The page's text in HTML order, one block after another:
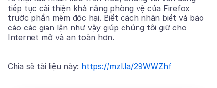
tiếp tục cải thiện khả năng phòng vệ của Firefox
trước phần mềm độc hại. Biết cách nhận biết và báo
cáo các gian lận như vậy giúp chúng tôi giữ cho
Internet mở và an toàn hơn.
Chia sẻ tài liệu này: https://mzl.la/29WWZhf